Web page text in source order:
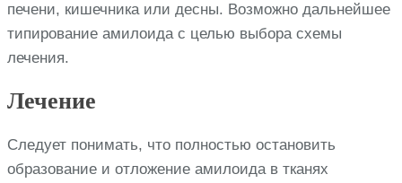
печени, кишечника или десны. Возможно дальнейшее
типирование амилоида с целью выбора схемы
лечения.
Лечение
Следует понимать, что полностью остановить
образование и отложение амилоида в тканях